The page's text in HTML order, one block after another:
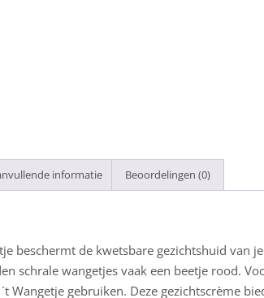
informatie Beoordelingen (0)
beschermt de kwetsbare gezichtshuid
schrale wangetjes vaak een beetje rood.
Wangetje gebruiken. Deze gezichtscrème